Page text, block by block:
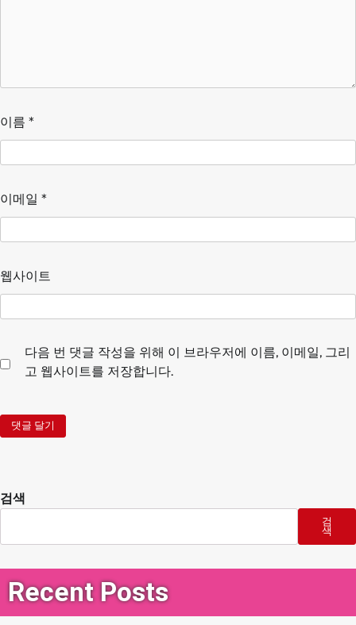
이름 *
이메일 *
웹사이트
다음 번 댓글 작성을 위해 이 브라우저에 이름, 이메일, 그리
고 웹사이트를 저장합니다.
검색
검
색
Recent Posts